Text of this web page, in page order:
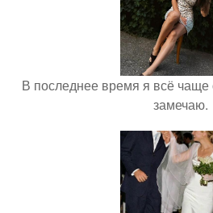
В последнее время я всё чаще
замечаю.